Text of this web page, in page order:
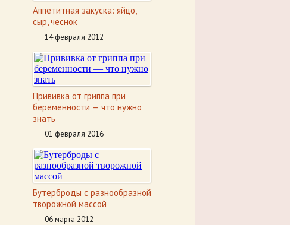
Аппетитная закуска: яйцо,
сыр, чеснок
14 февраля 2012
Прививка от гриппа при
беременности — что нужно
знать
01 февраля 2016
Бутерброды с разнообразной
творожной массой
06 марта 2012